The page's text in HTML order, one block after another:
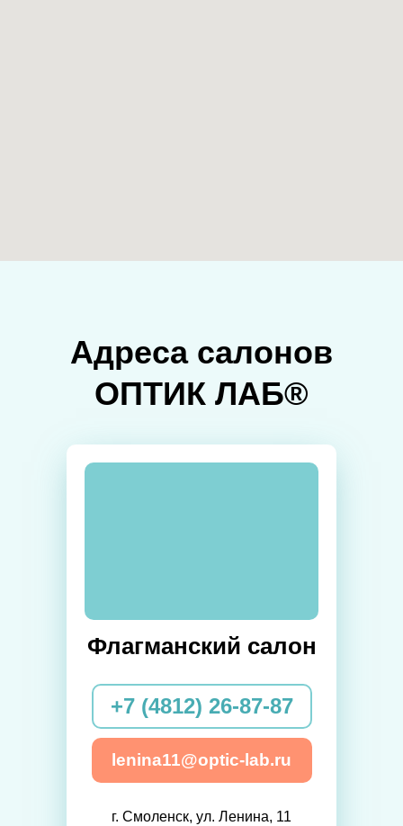
Адреса салонов
ОПТИК ЛАБ®
г. Смоленск, ул. Ленина, 11
Флагманский салон
+7 (4812) 26-87-87
lenina11@optic-lab.ru